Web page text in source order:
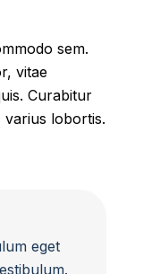
sem.
vitae
Curabitur
varius lobortis.
eget